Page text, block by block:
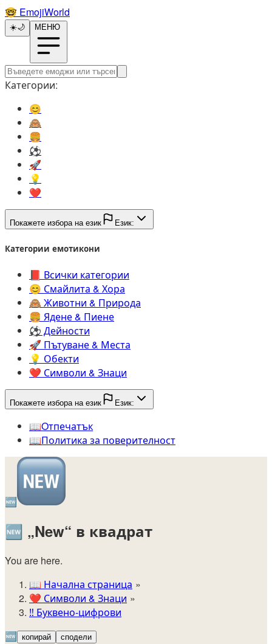
🤓️ EmojiWorld
☀️🌙 МЕНЮ
Категории:
😊️
🙈️
🍔️
⚽️
🚀️
💡️
❤️
Покажете избора на език Език:
Категории емотикони
📕️ Всички категории
😊️ Смайлита & Хора
🙈️ Животни & Природа
🍔️ Ядене & Пиене
⚽️ Дейности
🚀️ Пътуване & Места
💡️ Обекти
❤️ Символи & Знаци
Покажете избора на език Език:
📖️Oтпечатък
📖️Политика за поверителност
🆕
🆕 „New“ в квадрат
You are here.
📖 Начална страница
❤️ Символи & Знаци
‼️ Буквено-цифрови
🆕 копирай сподели